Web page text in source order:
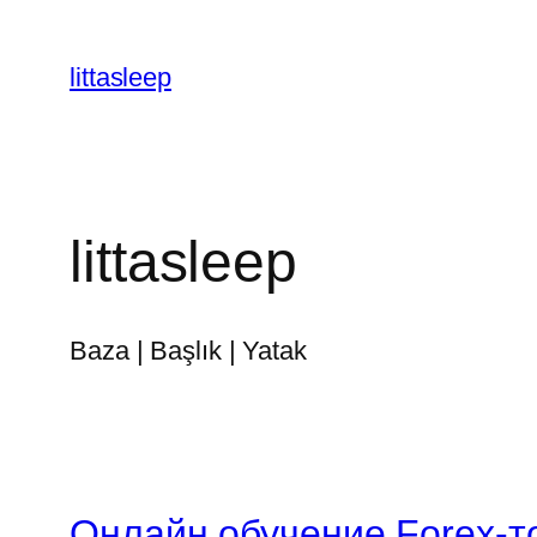
littasleep
littasleep
Baza | Başlık | Yatak